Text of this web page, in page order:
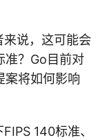
说，这可能会
准？Go目前对
案将如何影响
140标准、